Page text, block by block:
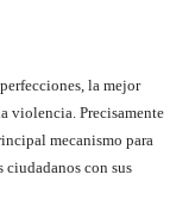
la mejor
violencia. Precisamente
mecanismo para
con sus